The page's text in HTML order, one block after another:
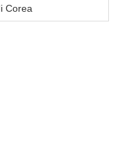
Corea